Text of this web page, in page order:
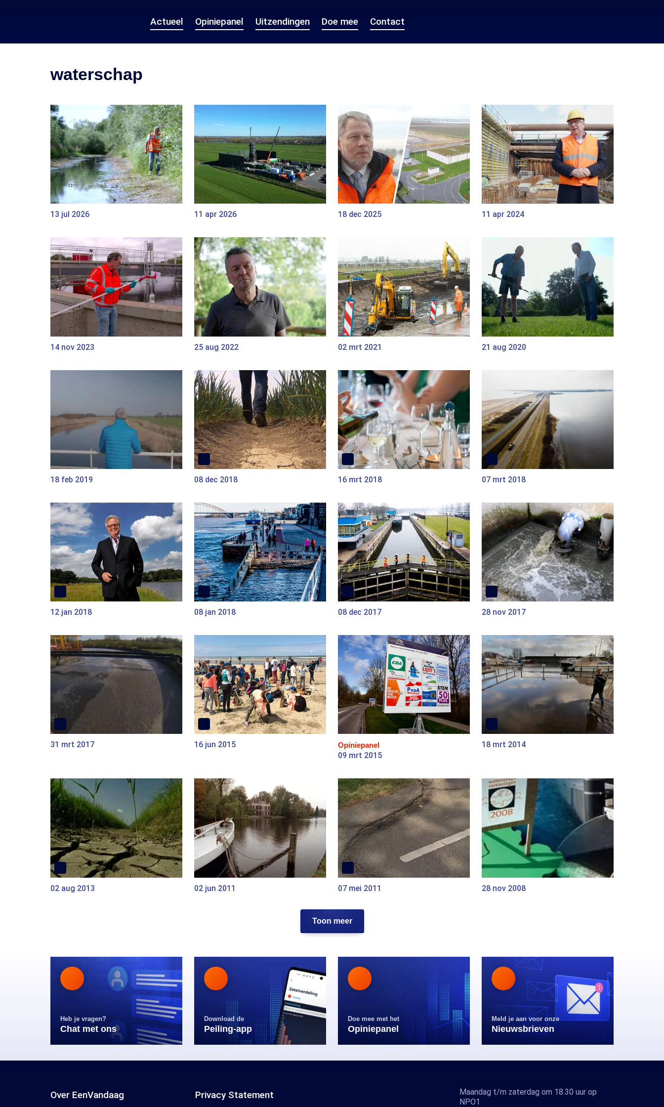
Actueel Opiniepanel Uitzendingen Doe mee Contact
waterschap
13 jul 2026 11 apr 2026 18 dec 2025 11 apr 2024
14 nov 2023 25 aug 2022 02 mrt 2021 21 aug 2020
18 feb 2019 08 dec 2018 16 mrt 2018 07 mrt 2018
12 jan 2018 08 jan 2018 08 dec 2017 28 nov 2017
31 mrt 2017 16 jun 2015 Opiniepanel
09 mrt 2015
18 mrt 2014
02 aug 2013 02 jun 2011 07 mei 2011 28 nov 2008
Toon meer
Heb je vragen?
Chat met ons
Download de
Peiling-app
Doe mee met het
Opiniepanel
Meld je aan voor onze
Nieuwsbrieven
Over EenVandaag Privacy Statement
Maandag t/m zaterdag om 18.30 uur op
NPO1